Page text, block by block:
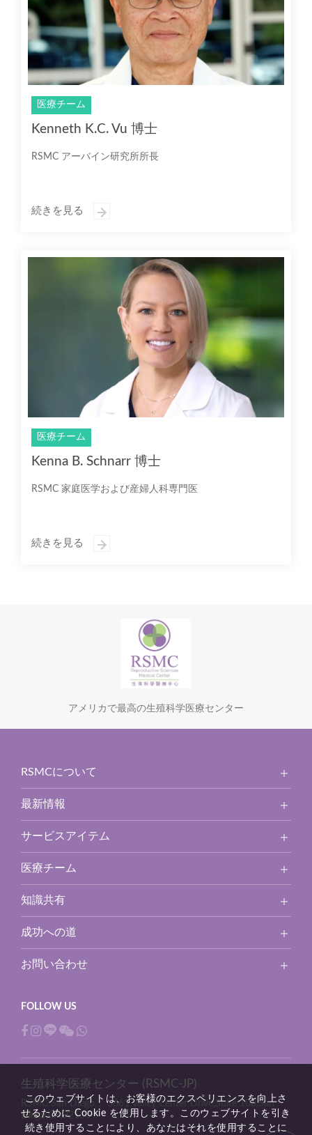
医療チーム
Kenneth K.C. Vu 博士
RSMC アーバイン研究所所長
続きを見る
医療チーム
Kenna B. Schnarr 博士
RSMC 家庭医学および産婦人科専門医
続きを見る
アメリカで最高の生殖科学医療センター
RSMCについて
最新情報
サービスアイテム
医療チーム
知識共有
成功への道
お問い合わせ
生殖科学医療センター (RSMC-JP)
RSMC San Diego：
3661 Valley Center Drive,Suite 100,San
Diego,CA,92130
このウェブサイトは、お客様のエクスペリエンスを向上さ
せるために Cookie を使用します。このウェブサイトを引き
続き使用することにより、あなたはそれを使用することに